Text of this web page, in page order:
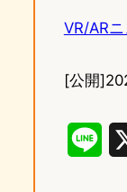
VR/AR
[公開]